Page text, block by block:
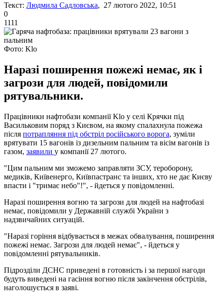
Текст: Людмила Садловська, 27 лютого 2022, 10:51
0
1111
Фото: Klo
Наразі поширення пожежі немає, як і
загрози для людей, повідомили
рятувальники.
Працівники нафтобази компанії Klo у селі Крячки під
Васильковим поряд з Києвом, на якому спалахнула пожежа
після потрапляння під обстріл російського ворога, зуміли
врятувати 15 вагонів із дизельним пальним та вісім вагонів із
газом, заявили у компанії 27 лютого.
"Цим пальним ми зможемо заправляти ЗСУ, тероборону,
медиків, Київенерго, Київпастранс та інших, хто не дає Києву
впасти і "тримає небо"!", - йдеться у повідомленні.
Наразі поширення вогню та загрози для людей на нафтобазі
немає, повідомили у Державній службі України з
надзвичайних ситуацій.
"Наразі горіння відбувається в межах обвалування, поширення
пожежі немає. Загрози для людей немає", - йдеться у
повідомленні рятувальників.
Підрозділи ДСНС приведені в готовність і за першої нагоди
будуть виведені на гасіння вогню після закінчення обстрілів,
наголошується в заяві.